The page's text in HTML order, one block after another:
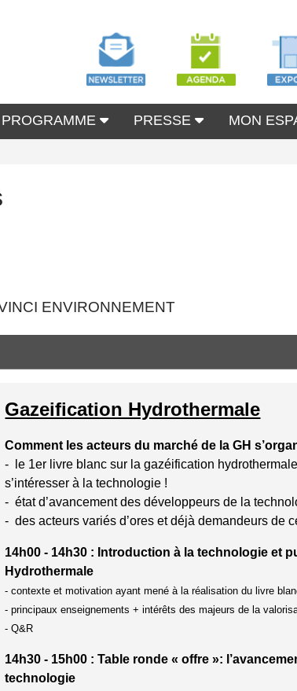
PROGRAMME PRESSE MON
ENVIRONNEMENT
Gazeification Hydrothermale
Comment les acteurs du marché de la GH
- le 1er livre blanc sur la gazéification
s’intéresser à la technologie !
- état d’avancement des développeurs de la
- des acteurs variés d’ores et déjà demandeurs de
14h00 - 14h30 : Introduction à la technologie et
Hydrothermale
- contexte et motivation ayant mené à la réalisation du livre
- principaux enseignements + intérêts des majeurs de la
- Q&R
14h30 - 15h00 : Table ronde « offre »:
technologie